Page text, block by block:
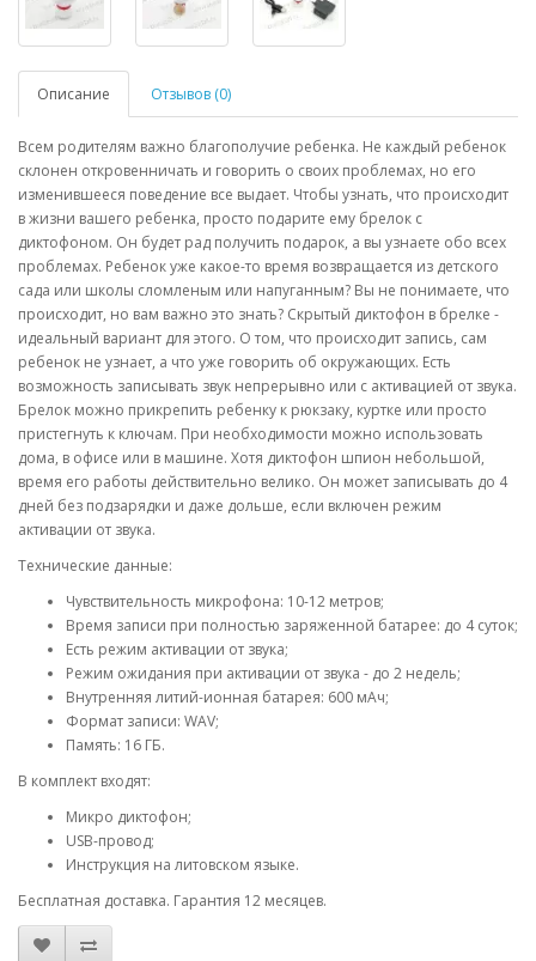
Описание Отзывов (0)
Всем родителям важно благополучие ребенка. Не каждый ребенок
склонен откровенничать и говорить о своих проблемах, но его
изменившееся поведение все выдает. Чтобы узнать, что происходит
в жизни вашего ребенка, просто подарите ему брелок с
диктофоном. Он будет рад получить подарок, а вы узнаете обо всех
проблемах. Ребенок уже какое-то время возвращается из детского
сада или школы сломленым или напуганным? Вы не понимаете, что
происходит, но вам важно это знать? Скрытый диктофон в брелке -
идеальный вариант для этого. О том, что происходит запись, сам
ребенок не узнает, а что уже говорить об окружающих. Есть
возможность записывать звук непрерывно или с активацией от звука.
Брелок можно прикрепить ребенку к рюкзаку, куртке или просто
пристегнуть к ключам. При необходимости можно использовать
дома, в офисе или в машине. Хотя диктофон шпион небольшой,
время его работы действительно велико. Он может записывать до 4
дней без подзарядки и даже дольше, если включен режим
активации от звука.
Технические данные:
Чувствительность микрофона: 10-12 метров;
Время записи при полностью заряженной батарее: до 4 суток;
Есть режим активации от звука;
Режим ожидания при активации от звука - до 2 недель;
Внутренняя литий-ионная батарея: 600 мАч;
Формат записи: WAV;
Память: 16 ГБ.
В комплект входят:
Микро диктофон;
USB-провод;
Инструкция на литовском языке.
Бесплатная доставка. Гарантия 12 месяцев.